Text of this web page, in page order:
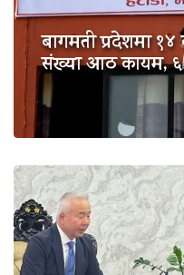
बागमती प्रदेशमा १४
संख्या आठ कायम, ६